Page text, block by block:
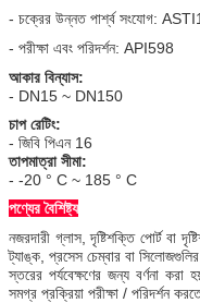
- চক্রের উন্নত পার্শ্ব সংযোগ:
- পরীক্ষা এবং পরিদর্শন: API598
আকার বিন্যাস:
- DN15 ~ DN150
চাপ রেটিং:
- জিবি পিএন 16
তাপমাত্রা সীমা:
- -20 ° C ~ 185 ° C
পণ্যের বৈশিষ্ট্য
নজরদারী গ্লাস, দৃষ্টিশক্তি পোর্ট বা
ট্যাঙ্ক, প্রসেস চেম্বার বা
স্তরের পর্যবেক্ষণের জন্য বর্ণনা করা
সমগ্র প্রক্রিয়া পরীক্ষা / পরিদর্শন